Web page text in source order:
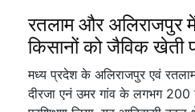
रतलाम और अलिराजपुर
किसानों को जैविक खेती
मध्य प्रदेश के अलिराजपुर एवं
दीरजा एनं उमर गांव के लगभग 200